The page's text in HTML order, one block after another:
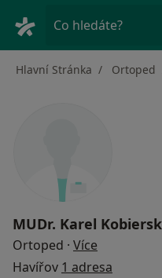
Co hledáte?
Hlavní Stránka Ortoped
MUDr. Karel
Ortoped · Více
Havířov 1 adresa